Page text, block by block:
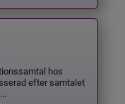
hos
efter samtalet